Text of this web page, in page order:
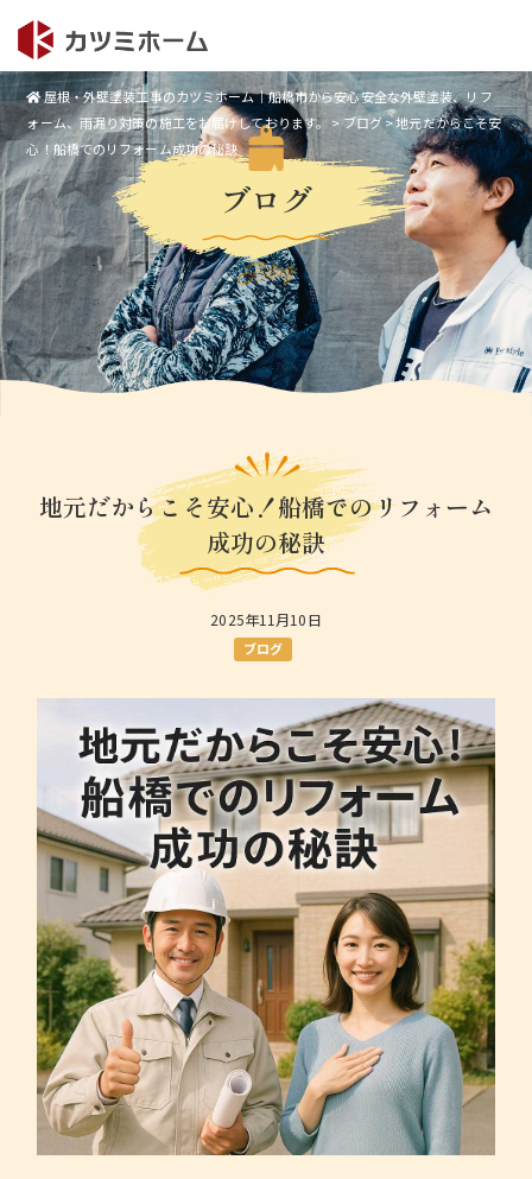
屋根・外壁塗装工事のカツミホーム｜船橋市から安心安全な外壁塗装、リフ
ォーム、雨漏り対策の施工をお届けしております。>ブログ>地元だからこそ安
心！船橋でのリフォーム成功の秘訣
ブログ
Blog
地元だからこそ安心！船橋でのリフォーム
成功の秘訣
2025年11月10日
ブログ